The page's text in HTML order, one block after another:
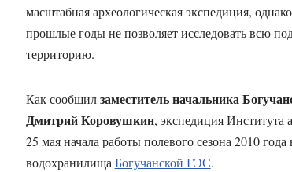
масштабная археологическая экспедиция,
прошлые годы не позволяет исследовать всю
территорию.
Как сообщилзаместитель начальника
Дмитрий Коровушкин, экспедиция
25 мая начала работы полевого сезона 2010
водохранилищаБогучанской ГЭС.